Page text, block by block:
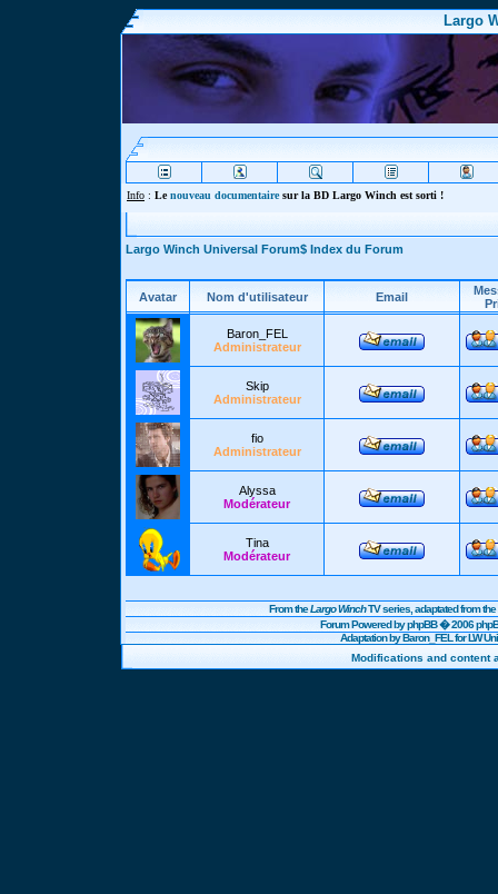
Largo
Info : Lenouveau documentairesur la BD Largo Winch est sorti !
Largo Winch Universal Forum$ Index du Forum
Avatar Nom d'utilisateur Email
Baron_FEL
Administrateur
Skip
Administrateur
fio
Administrateur
Alyssa
Modérateur
Tina
Modérateur
From theLargo WinchTV series, adaptated from
Forum Powered byphpBB� 2006
Adaptation by Baron_FEL for LW
Modifications and content